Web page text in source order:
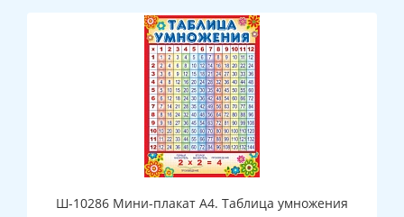
Ш-10286 Мини-плакат А4. Таблица умножения